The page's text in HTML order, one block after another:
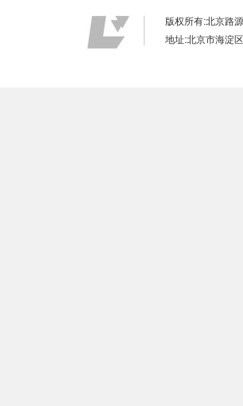
版权所有:北京路
地址:北京市海淀